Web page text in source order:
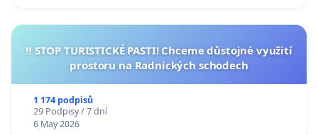
‼️ STOP TURISTICKÉ PASTI! Chceme důstojné využití
prostoru na Radnických schodech
1 174 podpisů
29 Podpisy / 7 dní
6 May 2026